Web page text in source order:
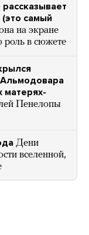
самый
на экране
роль в сюжете
матерях-
Пенелопы
Дени
вселенной,